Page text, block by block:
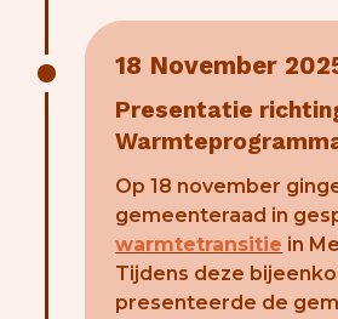
Presentatie
18 November
Op 18 november
gemeenteraad in
warmtetransitie in
Tijdens deze
presenteerde de